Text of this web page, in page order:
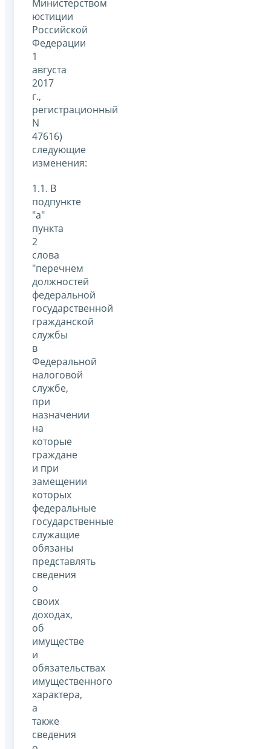
Министерством
юстиции
Российской
Федерации
1
августа
2017
г.,
регистрационный
N
47616)
следующие
изменения:
1.1. В
подпункте
"а"
пункта
2
слова
"перечнем
должностей
федеральной
государственной
гражданской
службы
в
Федеральной
налоговой
службе,
при
назначении
на
которые
граждане
и при
замещении
которых
федеральные
государственные
служащие
обязаны
представлять
сведения
о
своих
доходах,
об
имуществе
и
обязательствах
имущественного
характера,
а
также
сведения